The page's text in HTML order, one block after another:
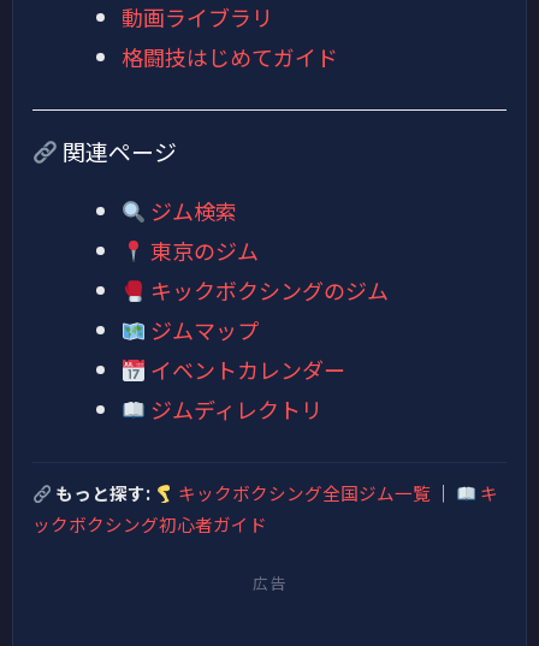
動画ライブラリ
格闘技はじめてガイド
関連ページ
ジム検索
東京のジム
キックボクシングのジム
ジムマップ
イベントカレンダー
ジムディレクトリ
もっと探す: キックボクシング全国ジム一覧 ｜
キ
ックボクシング初心者ガイド
広告